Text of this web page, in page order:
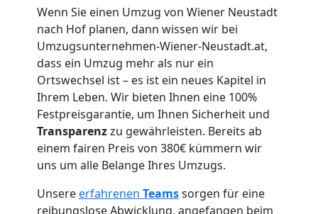
Wenn Sie einen Umzug von Wiener Neustadt
nach Hof planen, dann wissen wir bei
Umzugsunternehmen-Wiener-Neustadt.at,
dass ein Umzug mehr als nur ein
Ortswechsel ist – es ist ein neues Kapitel in
Ihrem Leben. Wir bieten Ihnen eine 100%
Festpreisgarantie, um Ihnen Sicherheit und
Transparenzzu gewährleisten. Bereits ab
einem fairen Preis von 380€ kümmern wir
uns um alle Belange Ihres Umzugs.
Unsereerfahrenen Teamssorgen für eine
reibungslose Abwicklung, angefangen beim
Wiener
Neustadt
Klaviertransport
Wiener
Neustadt